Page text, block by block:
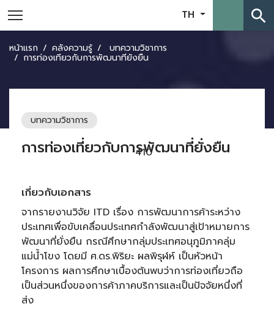
TH search
หน้าแรก คลังความรู้ บทความวิชาการ
การท่องเที่ยวกับการพัฒนาที่ยั่งยืน
บทความวิชาการ
410
การท่องเที่ยวกับการพัฒนาที่ยั่งยืน
เกี่ยวกับเอกสาร
จากรายงานวิจัย ITD เรื่อง การพัฒนาการค้าระหว่าง
ประเทศเพื่อขับเคลื่อนประเทศกำลังพัฒนาสู่เป้าหมายการ
พัฒนาที่ยั่งยืน กรณีศึกษากลุ่มประเทศอนุภูมิภาคลุ่ม
แม่น้ำโขง โดยมี ศ.ดร.พิริยะ ผลพิรุฬห์ เป็นหัวหน้า
โครงการ ผลการศึกษาเบื้องต้นพบว่าการท่องเที่ยวถือ
เป็นส่วนหนึ่งของการค้าภาคบริการและเป็นปัจจัยหนึ่งที่
ส่ง